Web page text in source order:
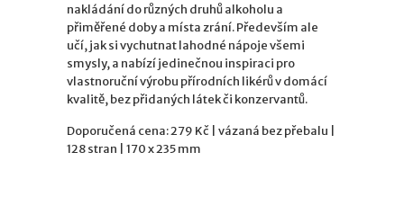
nakládání do různých druhů alkoholu a
přiměřené doby a místa zrání. Především ale
učí, jak si vychutnat lahodné nápoje všemi
smysly, a nabízí jedinečnou inspiraci pro
vlastnoruční výrobu přírodních likérů v domácí
kvalitě, bez přidaných látek či konzervantů.
Doporučená cena: 279 Kč | vázaná bez přebalu |
128 stran | 170 x 235 mm